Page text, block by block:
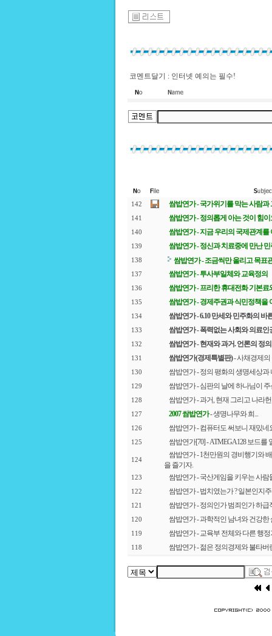
코멘트달기 : 인터넷 예의는 필수!
142 쌈밥연가 - 국가위기를 막는 사람과
141 쌈밥연가 - 정의롭게 아는 것이 힘
140 쌈밥연가 - 지금 우리의 국제관계를
139 쌈밥연가 - 정신과 치료중에 만난
138 쌈밥연가 - 조금씩만 올리고 목표
137 쌈밥연가 - 투사부일체와 교육정의
136 쌈밥연가 - 프리한 휴대전화 기본료
135 쌈밥연가 - 경제주권과 식민정책을
134 쌈밥연가 - 6.10 만세와 민주화의 바
133 쌈밥연가 - 폭력없는 사회와 의료인
132 쌈밥연가- 현재와 과거. 언론의 정
131 쌈밥연가(경제특별판)- 사채경제의
130 쌈밥연가 - 정의 평화의 생명세상과
129 쌈밥연가 - 심판의 날에 하나님이
128 쌈밥연가 - 과거, 현재 그리고 나라
127 2007 쌈밥연가- 생명나무와 희...
126 쌈밥연가 - 컴퓨터도 써보니 재밌네
125 쌈밥연가[70] - ATMEGA128 보드를
124
쌈밥연가 - 1천만원의 경비행기와
을 즐기자.
123 쌈밥연가 - 국산게임을 키우는 사람
122 쌈밥연가 - 법치였는가 ? 일본인지주
121 쌈밥연가 - 정의인가 범죄인가 하
120 쌈밥연가 - 과학적인 남녀와 건강한
119 쌈밥연가 - 교육부 전체와 다른 행
118 쌈밥연가 - 젊은 정의경제와 불타버